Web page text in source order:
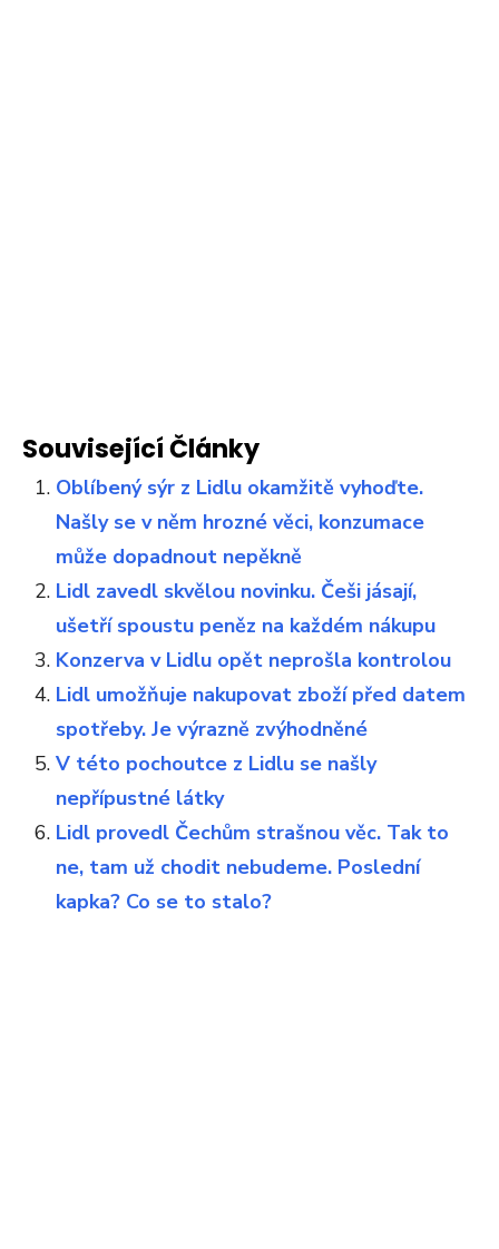
Související Články
Oblíbený sýr z Lidlu okamžitě vyhoďte.
Našly se v něm hrozné věci, konzumace
může dopadnout nepěkně
Lidl zavedl skvělou novinku. Češi jásají,
ušetří spoustu peněz na každém nákupu
Konzerva v Lidlu opět neprošla kontrolou
Lidl umožňuje nakupovat zboží před datem
spotřeby. Je výrazně zvýhodněné
V této pochoutce z Lidlu se našly
nepřípustné látky
Lidl provedl Čechům strašnou věc. Tak to
ne, tam už chodit nebudeme. Poslední
kapka? Co se to stalo?